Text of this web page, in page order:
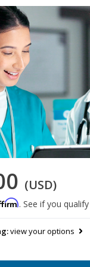
(USD)
. See if you
view your options